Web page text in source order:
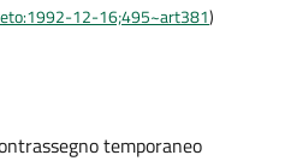
12-16;495~art381)
temporaneo